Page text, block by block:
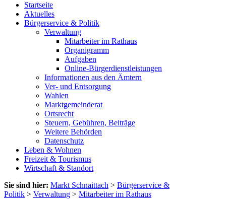
Startseite
Aktuelles
Bürgerservice & Politik
Verwaltung
Mitarbeiter im Rathaus
Organigramm
Aufgaben
Online-Bürgerdienstleistungen
Informationen aus den Ämtern
Ver- und Entsorgung
Wahlen
Marktgemeinderat
Ortsrecht
Steuern, Gebühren, Beiträge
Weitere Behörden
Datenschutz
Leben & Wohnen
Freizeit & Tourismus
Wirtschaft & Standort
Sie sind hier: Markt Schnaittach > Bürgerservice &
Politik > Verwaltung > Mitarbeiter im Rathaus